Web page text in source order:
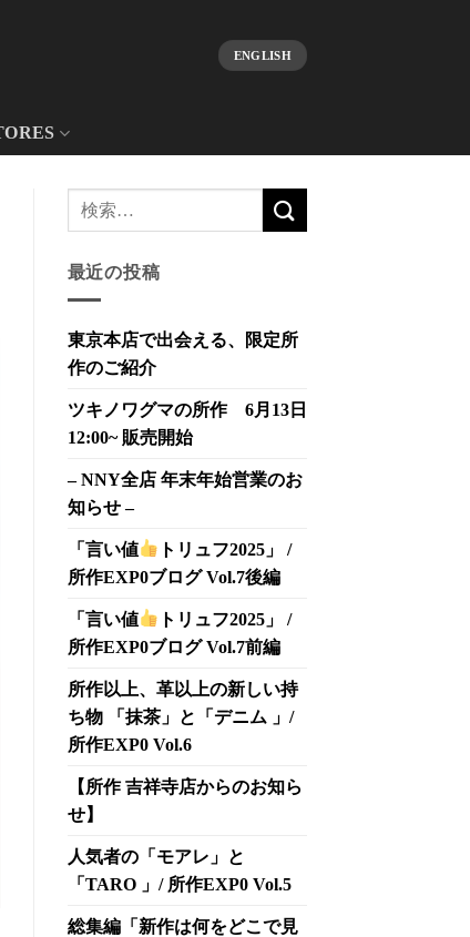
ENGLISH
最近の投稿
東京本店で出会える、限定所
作のご紹介
ツキノワグマの所作 6月13日
12:00~ 販売開始
– NNY全店 年末年始営業のお
知らせ –
「言い値
トリュフ2025」 /
所作EXP0ブログ Vol.7後編
「言い値
トリュフ2025」 /
所作EXP0ブログ Vol.7前編
所作以上、革以上の新しい持
ち物 「抹茶」と「デニム 」/
所作EXP0 Vol.6
【所作 吉祥寺店からのお知ら
せ】
人気者の「モアレ」と
「TARO 」/ 所作EXP0 Vol.5
総集編「新作は何をどこで見